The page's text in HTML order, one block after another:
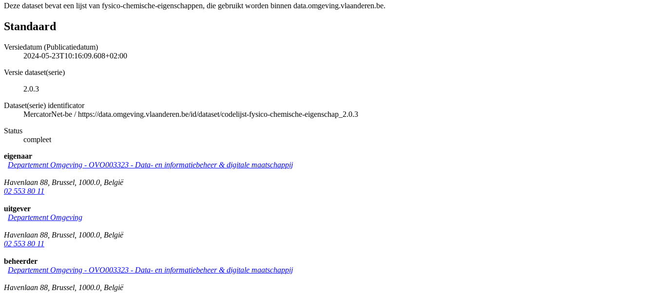
Deze dataset bevat een lijst van fysico-chemische-eigenschappen, die gebruikt worden binnen data.omgeving.vlaanderen.be.
Standaard
Versiedatum (Publicatiedatum)
2024-05-23T10:16:09.608+02:00
Versie dataset(serie)
2.0.3
Dataset(serie) identificator
MercatorNet-be /https://data.omgeving.vlaanderen.be/id/dataset/codelijst-fysico-chemische-eigenschap_2.0.3
Status
compleet
eigenaar
Departement Omgeving - OVO003323 - Data- en informatiebeheer & digitale maatschappij
Havenlaan 88 Brussel 1000.0 België
02 553 80 11
uitgever
Departement Omgeving
Havenlaan 88 Brussel 1000.0 België
02 553 80 11
beheerder
Departement Omgeving - OVO003323 - Data- en informatiebeheer & digitale maatschappij
Havenlaan 88 Brussel 1000.0 België